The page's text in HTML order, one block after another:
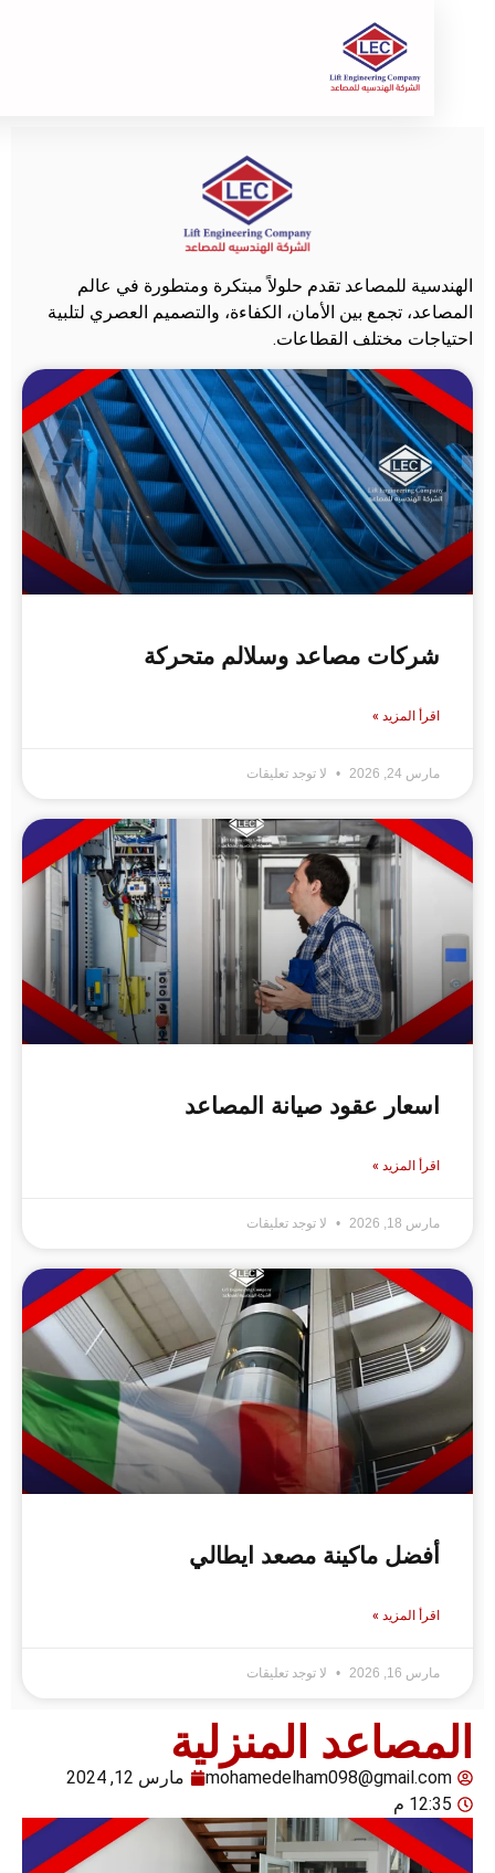
للمصاعد تقدم حلولاً مبتكرة ومتطورة في عالم
تجمع بين الأمان، الكفاءة، والتصميم العصري لتلبية
مختلف القطاعات.
مصاعد وسلالم متحركة
المزيد »
لا توجد تعليقات
عقود صيانة المصاعد
المزيد »
لا توجد تعليقات
ماكينة مصعد ايطالي
المزيد »
لا توجد تعليقات
المنزلية
مارس 12, 2024
م